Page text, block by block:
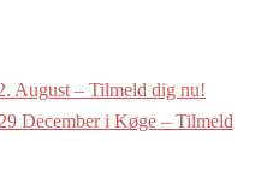
August – Tilmeld dig nu!
December i Køge – Tilmeld